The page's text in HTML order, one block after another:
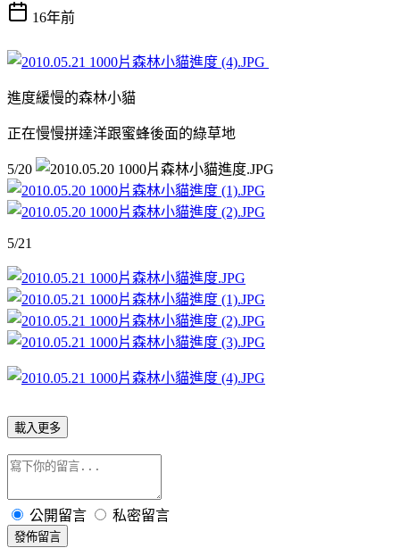
16年前
進度緩慢的森林小貓
正在慢慢拼達洋跟蜜蜂後面的綠草地
5/20
5/21
載入更多
公開留言 私密留言
發佈留言